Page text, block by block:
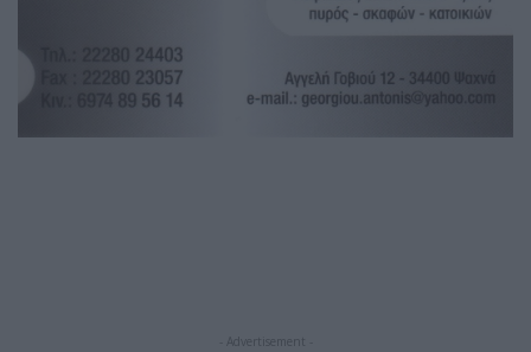
- Advertisement -